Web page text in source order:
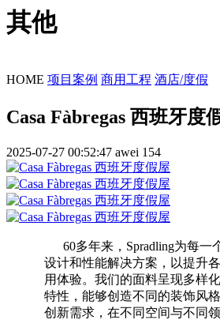
其他
HOME 项目案例 商用工程 酒店/度假
Casa Fàbregas 西班牙度
2025-07-27 00:52:47 awei 154
60多年来，Spradling为每一
设计和性能解决方案，以提升
用体验。我们的面料呈现多样
特性，能够创造不同的装饰风
创新需求，在不同空间与不同